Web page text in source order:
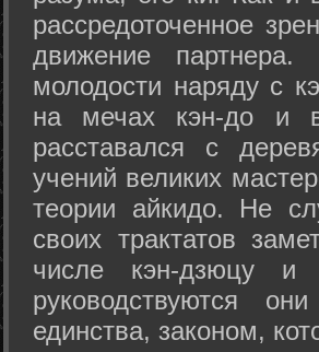
рассредоточенное
движение
молодости наряду с
на мечах кэн-до и
расставался с
учений великих
теории айкидо. Не
своих трактатов
числе кэн-дзюцу
руководствуются
единства, законом,